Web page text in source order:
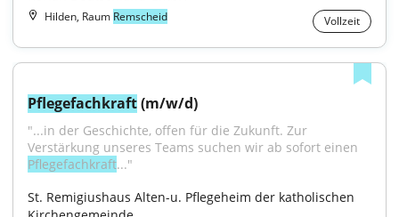
Hilden, Raum Remscheid Vollzeit
Pflegefachkraft (m/w/d)
"...in der Geschichte, offen für die Zukunft. Zur
Pflegefachkraft..."
St. Remigiushaus Alten-u. Pflegeheim der katholischen